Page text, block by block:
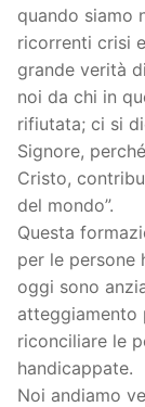
quando siamo
ricorrenti crisi
grande verità
noi da chi in
rifiutata; ci si
Signore,
Cristo,
del mondo”.
Questa
per le persone
oggi sono
atteggiamento
riconciliare le
handicappate.
Noi andiamo